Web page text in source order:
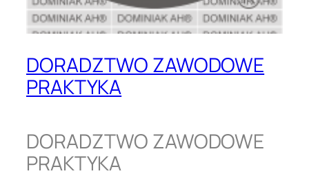
DORADZTWO ZAWODOWE
PRAKTYKA
DORADZTWO ZAWODOWE
PRAKTYKA